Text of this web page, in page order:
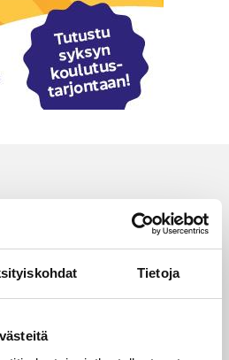
Tietoja
kulujen